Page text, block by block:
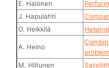
E. Halonen
J. Hapulahti
O. Heikkilä
A. Heino
M. Hiltunen